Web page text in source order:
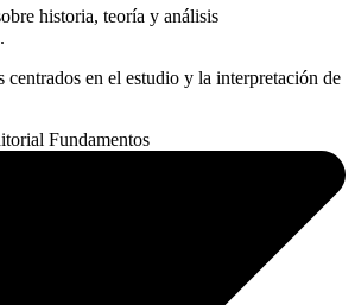
historia, teoría y análisis
centrados en el estudio y la interpretación de